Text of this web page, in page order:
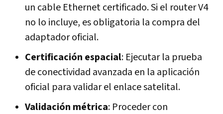
un cable Ethernet certificado. Si el router V4
no lo incluye, es obligatoria la compra del
adaptador oficial.
Certificación espacial: Ejecutar la prueba
de conectividad avanzada en la aplicación
oficial para validar el enlace satelital.
Validación métrica: Proceder con